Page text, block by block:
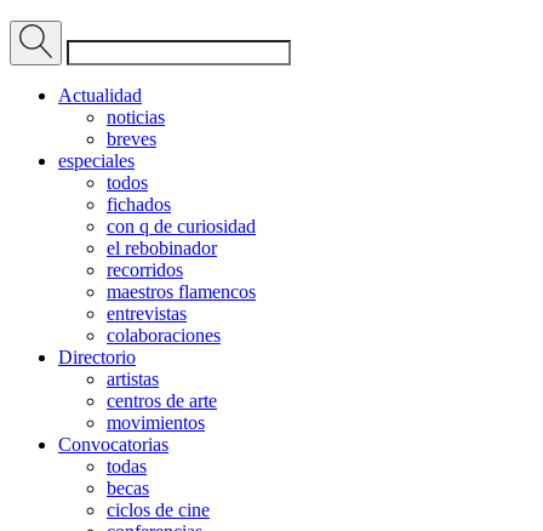
Actualidad
noticias
breves
especiales
todos
fichados
con q de curiosidad
el rebobinador
recorridos
maestros flamencos
entrevistas
colaboraciones
Directorio
artistas
centros de arte
movimientos
Convocatorias
todas
becas
ciclos de cine